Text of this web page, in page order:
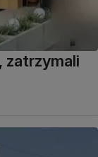
zatrzymali